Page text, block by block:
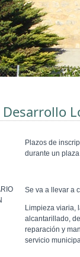
Plazos de
durante un
Se va a llevar a
Limpieza viaria,
alcantarillado,
reparación y
servicio